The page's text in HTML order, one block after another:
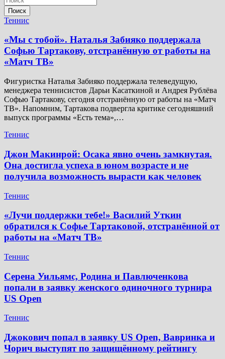
Поиск
Теннис
«Мы с тобой». Наталья Забияко поддержала
Софью Тартакову, отстранённую от работы на
«Матч ТВ»
Фигуристка Наталья Забияко поддержала телеведущую,
менеджера теннисистов Дарьи Касаткиной и Андрея Рублёва
Софью Тартакову, сегодня отстранённую от работы на «Матч
ТВ». Напомним, Тартакова подвергла критике сегодняшний
выпуск программы «Есть тема»,…
Теннис
Джон Макинрой: Осака явно очень замкнутая.
Она достигла успеха в юном возрасте и не
получила возможность вырасти как человек
Теннис
«Лучи поддержки тебе!» Василий Уткин
обратился к Софье Тартаковой, отстранённой от
работы на «Матч ТВ»
Теннис
Серена Уильямс, Родина и Павлюченкова
попали в заявку женского одиночного турнира
US Open
Теннис
Джокович попал в заявку US Open, Вавринка и
Чорич выступят по защищённому рейтингу